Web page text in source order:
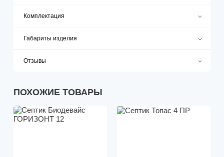
Комплектация
Габариты изделия
Отзывы
ПОХОЖИЕ ТОВАРЫ